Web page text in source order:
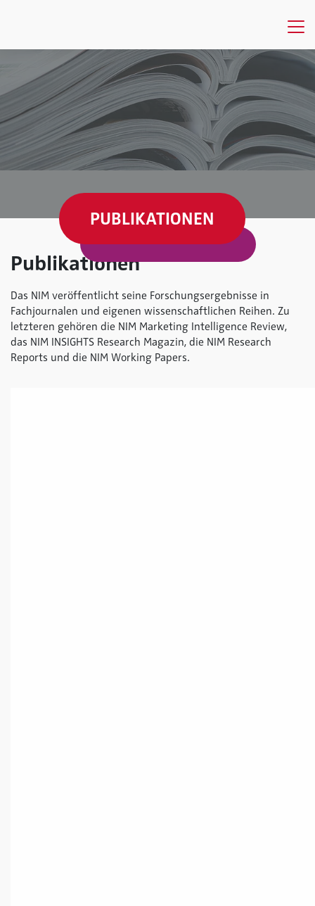
PUBLIKATIONEN
Publikationen
Das NIM veröffentlicht seine Forschungsergebnisse in
Fachjournalen und eigenen wissenschaftlichen Reihen. Zu
letzteren gehören die NIM Marketing Intelligence Review,
das NIM INSIGHTS Research Magazin, die NIM Research
Reports und die NIM Working Papers.